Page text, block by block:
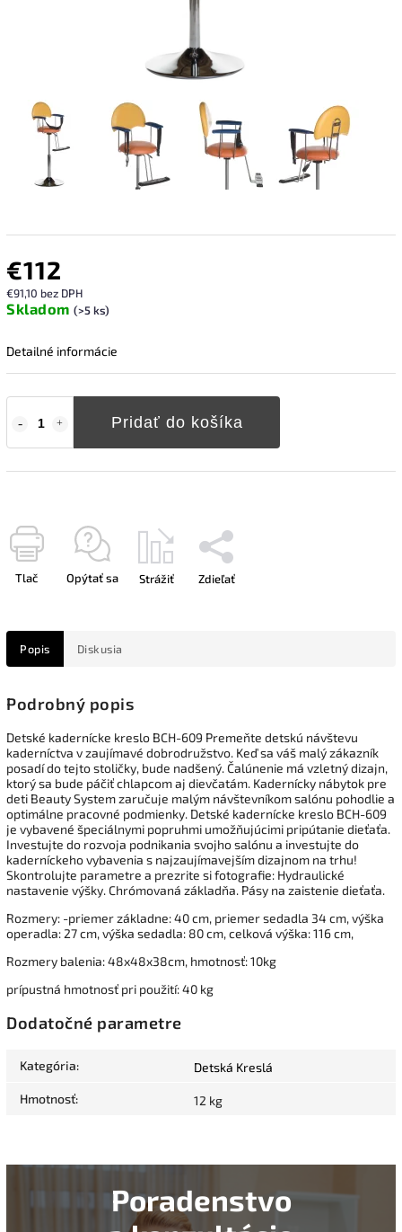
€112
€91,10 bez DPH
Skladom (>5 ks)
Pridať do košíka
Detailné informácie
Tlač Opýtať sa Strážiť Zdieľať
Popis Diskusia
Podrobný popis
Detské kadernícke kreslo BCH-609 Premeňte detskú návštevu
kaderníctva v zaujímavé dobrodružstvo. Keď sa váš malý zákazník
posadí do tejto stoličky, bude nadšený. Čalúnenie má vzletný dizajn,
ktorý sa bude páčiť chlapcom aj dievčatám. Kadernícky nábytok pre
deti Beauty System zaručuje malým návštevníkom salónu pohodlie a
optimálne pracovné podmienky. Detské kadernícke kreslo BCH-609
je vybavené špeciálnymi popruhmi umožňujúcimi pripútanie dieťaťa.
Investujte do rozvoja podnikania svojho salónu a investujte do
kaderníckeho vybavenia s najzaujímavejším dizajnom na trhu!
Skontrolujte parametre a prezrite si fotografie: Hydraulické
nastavenie výšky. Chrómovaná základňa. Pásy na zaistenie dieťaťa.
Rozmery: -priemer základne: 40 cm, priemer sedadla 34 cm, výška
operadla: 27 cm, výška sedadla: 80 cm, celková výška: 116 cm,
Rozmery balenia: 48x48x38cm, hmotnosť: 10kg
prípustná hmotnosť pri použití: 40 kg
Dodatočné parametre
Kategória: Detská Kreslá
Hmotnosť: 12 kg
Poradenstvo